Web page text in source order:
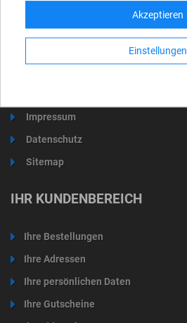
Lieferung und Versand
Impressum
Datenschutz
Sitemap
IHR KUNDENBEREICH
Ihre Bestellungen
Ihre Adressen
Ihre persönlichen Daten
Ihre Gutscheine
Akzeptieren
Einstellungen